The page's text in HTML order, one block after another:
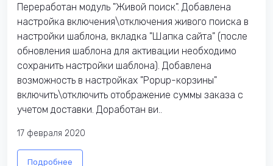
Переработан модуль "Живой поиск". Добавлена
настройка включения\отключения живого поиска в
настройки шаблона, вкладка "Шапка сайта" (после
обновления шаблона для активации необходимо
сохранить настройки шаблона). Добавлена
возможность в настройках "Popup-корзины"
включить\отключить отображение суммы заказа с
учетом доставки. Доработан ви..
17 февраля 2020
Подробнее